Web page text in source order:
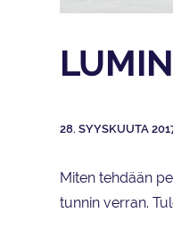
28. SYYSKUUTA
Miten tehdään
tunnin verran.